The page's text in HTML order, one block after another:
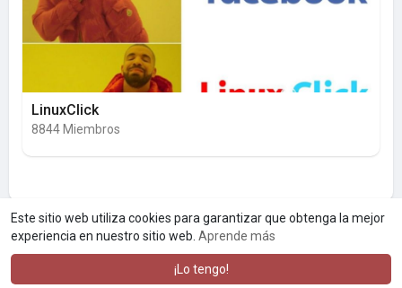
Este sitio web utiliza cookies para garantizar que obtenga la mejor
experiencia en nuestro sitio web. Aprende más
¡Lo tengo!
LinuxClick
8844 Miembros